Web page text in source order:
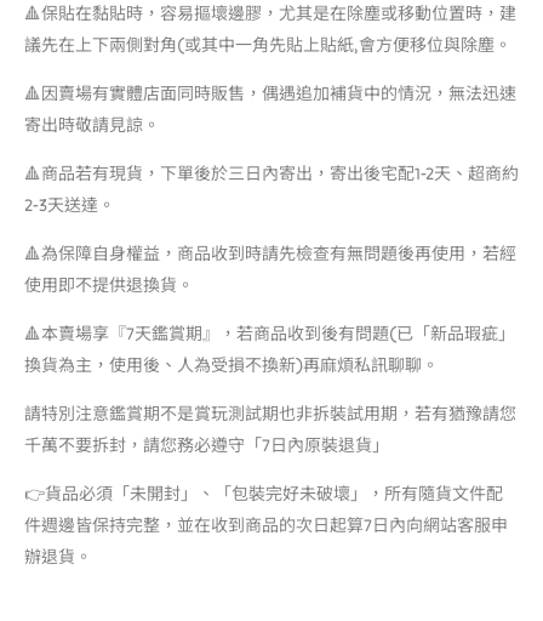
🔺保貼在黏貼時，容易摳壞邊膠，尤其是在除塵或移動位置時，建
議先在上下兩側對角(或其中一角先貼上貼紙,會方便移位與除塵。
🔺因賣場有實體店面同時販售，偶遇追加補貨中的情況，無法迅速
寄出時敬請見諒。
🔺商品若有現貨，下單後於三日內寄出，寄出後宅配1-2天、超商約
2-3天送達。
🔺為保障自身權益，商品收到時請先檢查有無問題後再使用，若經
使用即不提供退換貨。
🔺本賣場享『7天鑑賞期』，若商品收到後有問題(已「新品瑕疵」
換貨為主，使用後、人為受損不換新)再麻煩私訊聊聊。
請特別注意鑑賞期不是賞玩測試期也非拆裝試用期，若有猶豫請您
千萬不要拆封，請您務必遵守「7日內原裝退貨」
👉貨品必須「未開封」、「包裝完好未破壞」，所有隨貨文件配
件週邊皆保持完整，並在收到商品的次日起算7日內向網站客服申
辦退貨。